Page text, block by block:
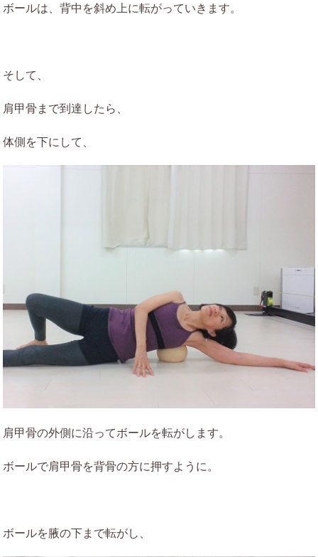
ボールは、背中を斜め上に転がっていきます。
そして、
肩甲骨まで到達したら、
体側を下にして、
肩甲骨の外側に沿ってボールを転がします。
ボールで肩甲骨を背骨の方に押すように。
ボールを腋の下まで転がし、